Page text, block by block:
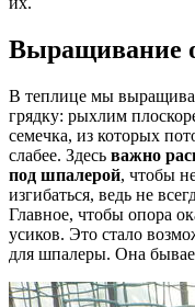
Выращивание
В теплице мы
грядку: рыхлим
семечка, из которых
слабее. Здесь важно
под шпалерой, чтобы
изгибаться, ведь не
Главное, чтобы опора
усиков. Это стало
для шпалеры. Она